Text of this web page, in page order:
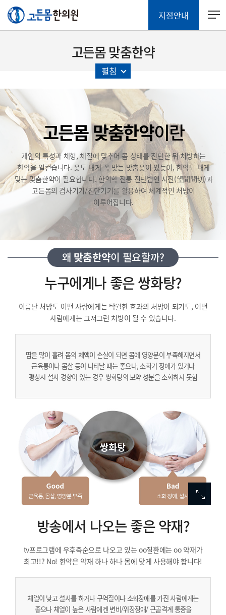
지점안내
고든몸 맞춤한약
펼침
고든몸 맞춤한약이란
개인의 특성과 체형, 체질에 맞추어 몸 상태를 진단한 뒤 처방하는
한약을 일컫습니다.옷도 내게 꼭 맞는 맞춤옷이 있듯이, 한약도 내게
맞는 맞춤한약이 필요합니다.한의학 전통 진단법인 사진(望聞問切)과
고든몸의 검사기기/진단기기를 활용하여 체계적인 처방이
이루어집니다.
왜 맞춤한약이 필요할까?
누구에게나 좋은 쌍화탕?
이름난 처방도 어떤 사람에게는 탁월한 효과의 처방이 되기도, 어떤
사람에게는 그저그런 처방이 될 수 있습니다.
땀을 많이 흘려 몸의 체액이 손실이 되면 몸에 영양분이 부족해지면서
근육통이나 몸살 등이 나타날 때는 좋으나, 소화기 장애가 있거나
평상시 설사 경향이 있는 경우 쌍화탕의 보약 성분을 소화하지 못함
방송에서 나오는 좋은 약재?
tv프로그램에 우후죽순으로 나오고 있는 oo질환에는 oo 약재가
최고!!? No! 한약은 약재 하나 하나 몸에 맞게 사용해야 합니다!
체열이 낮고 설사를 하거나 구역질이나 소화장애를 가진 사람에게는
좋으나 체열이 높은 사람에겐 변비/위장장애/ 근골격계 통증을